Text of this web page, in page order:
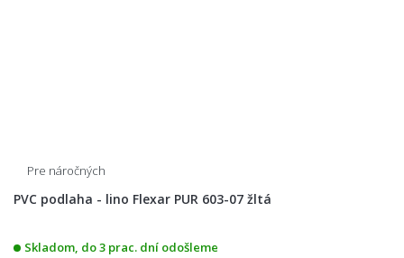
Pre náročných
PVC podlaha - lino Flexar PUR 603-07 žltá
Skladom, do 3 prac. dní odošleme